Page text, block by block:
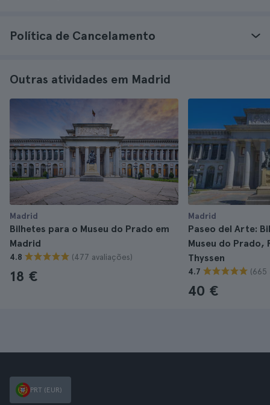
Política de Cancelamento
Outras atividades em Madrid
Madrid
Bilhetes para o Museu do Prado em
Madrid
4.8 (477 avaliações)
18 €
Madrid
Paseo del Arte:
Museu do Prado,
Thyssen
4.7 (665
40 €
PRT (EUR)